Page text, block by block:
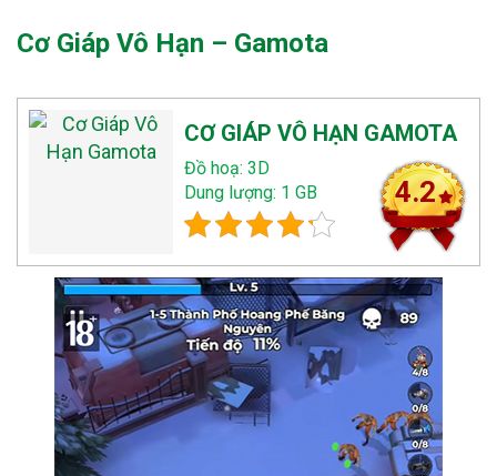
Cơ Giáp Vô Hạn – Gamota
CƠ GIÁP VÔ HẠN GAMOTA
Đồ hoạ: 3D
Dung lượng: 1 GB
4.2